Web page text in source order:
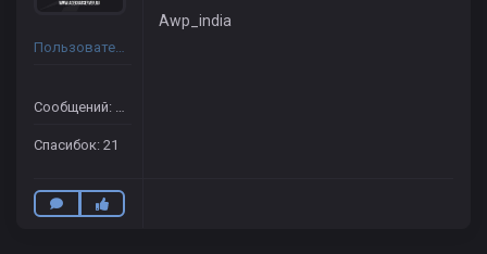
Пользователь
Сообщений: 21
Спасибок: 21
Awp_india